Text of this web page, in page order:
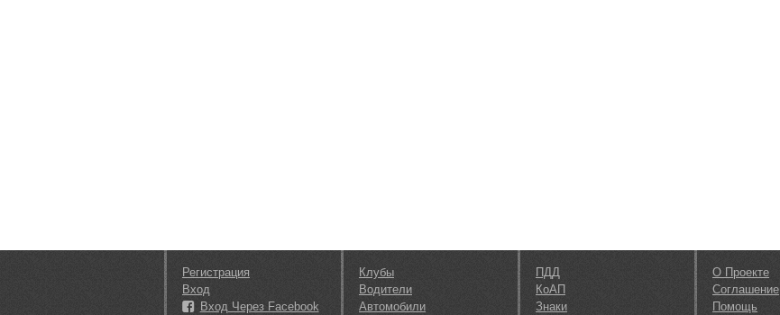
Регистрация
Вход
Вход Через Facebook
Клубы
Водители
Автомобили
ПДД
КоАП
Знаки
О Проекте
Соглашение
Помощь